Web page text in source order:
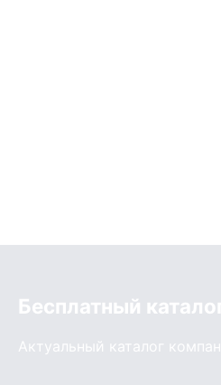
Бесплатный
Актуальный каталог